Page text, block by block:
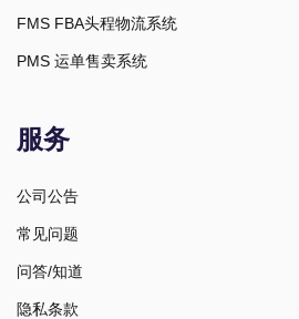
FMS FBA头程物流系统
PMS 运单售卖系统
服务
公司公告
常见问题
问答/知道
隐私条款